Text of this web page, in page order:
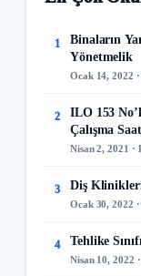
1
Binaların
Yönetmelik
Ocak 14, 2022
2
ILO 153
Çalışma
Sözleşme
Nisan 2, 2021 ·
3 Diş
Ocak 30, 2022
4 Tehlike
Nisan 10, 2022